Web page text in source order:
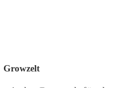
Growzelt